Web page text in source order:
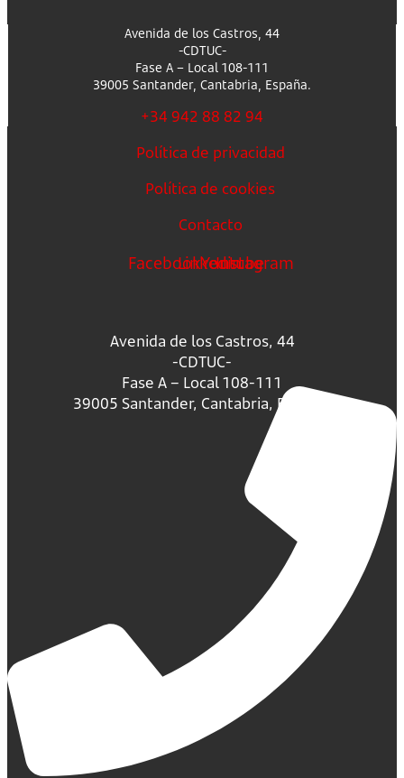
Avenida de los Castros, 44
-CDTUC-
Fase A – Local 108-111
39005 Santander, Cantabria, España.
+34 942 88 82 94
Política de privacidad
Política de cookies
Contacto
FacebookLinkedin
Youtube
Instagram
Avenida de los Castros, 44
-CDTUC-
Fase A – Local 108-111
39005 Santander, Cantabria, España.